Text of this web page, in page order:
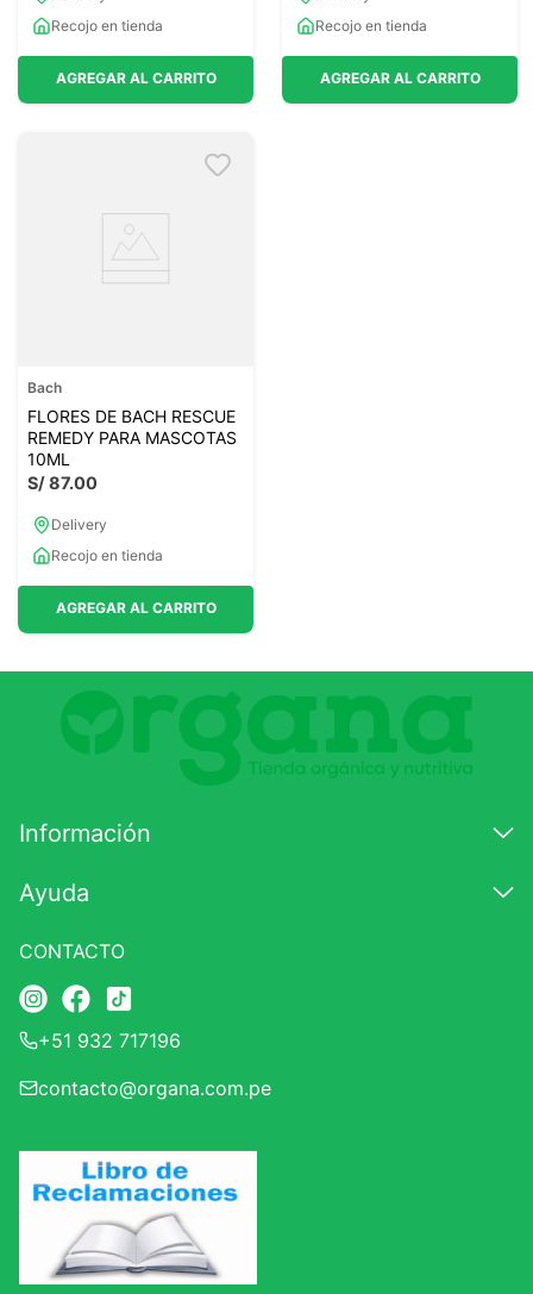
Recojo en tienda
AGREGAR AL CARRITO
Recojo en tienda
AGREGAR AL CARRITO
Bach
FLORES DE BACH RESCUE
REMEDY PARA MASCOTAS
10ML
S/87.00
Delivery
Recojo en tienda
AGREGAR AL CARRITO
Información
Ayuda
CONTACTO
+51 932 717196
contacto@organa.com.pe